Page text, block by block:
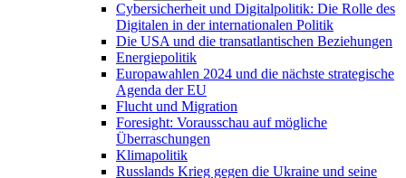
Cybersicherheit und Digitalpolitik: Die Rolle des
Digitalen in der internationalen Politik
Die USA und die transatlantischen Beziehungen
Energiepolitik
Europawahlen 2024 und die nächste strategische
Agenda der EU
Flucht und Migration
Foresight: Vorausschau auf mögliche
Überraschungen
Klimapolitik
Russlands Krieg gegen die Ukraine und seine